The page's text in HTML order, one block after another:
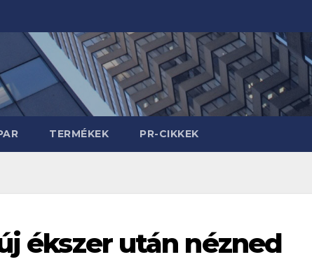
TERMÉKEK PR-CIKKEK
ékszer után nézned